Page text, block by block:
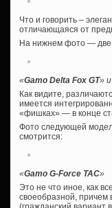
Что и говорить –
отличающаяся от
На нижнем фото — две
«Gamo Delta Fox GT» и
Как видите,
имеется
«фишках» — в конце
Фото следующей
смотрится:
«Gamo G-Force TAC»
Это не что иное, как
своеобразной, причем